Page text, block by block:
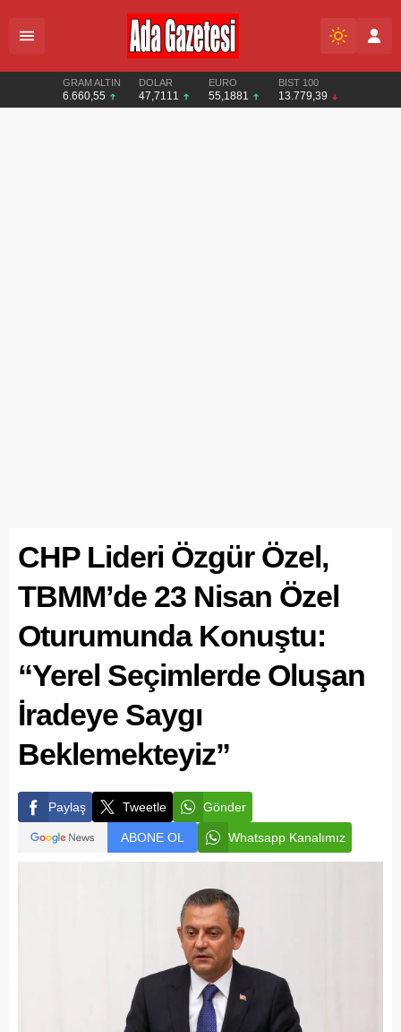
GRAM ALTIN
6.660,55
DOLAR
47,7111
EURO
55,1881
BIST 100
13.779,39
CHP Lideri Özgür Özel,
TBMM’de 23 Nisan Özel
Oturumunda Konuştu:
“Yerel Seçimlerde Oluşan
İradeye Saygı
Beklemekteyiz”
Paylaş Tweetle Gönder
ABONE OL Whatsapp Kanalımız